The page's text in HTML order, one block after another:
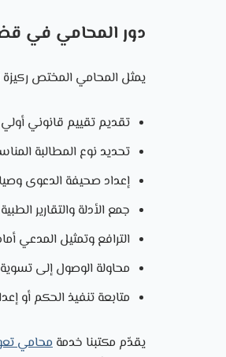
دور المحامي في
يمثل المحامي المختص
تقديم تقييم قانوني
تحديد نوع المطالبة
إعداد صحيفة الدعوى
جمع الأدلة والتقارير
الترافع وتمثيل المدعي
محاولة الوصول إلى
متابعة تنفيذ الحكم أو
يقدّم مكتبنا خدمةمحامي